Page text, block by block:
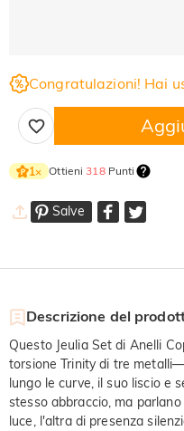
Congratulazioni! Hai
1× Ottieni318Punti
Salve
Descrizione del
Questo Jeulia Set di Anelli
torsione Trinity di tre
lungo le curve, il suo liscio e
stesso abbraccio, ma
luce, l'altra di presenza